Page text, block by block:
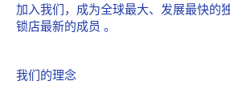
加入我们，成为全球最大、发展最快的
锁店最新的成员 。
我们的理念